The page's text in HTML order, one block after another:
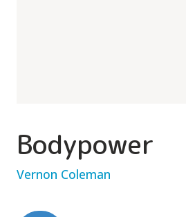
Bodypower
Vernon Coleman